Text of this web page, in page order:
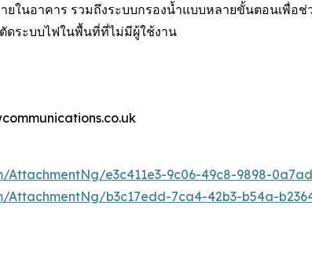
ในอาคาร รวมถึงระบบกรองน้ำแบบหลายขั้นตอนเพื่อช่
ดระบบไฟในพื้นที่ที่ไม่มีผู้ใช้งาน
e3c411e3-9c06-49c8-9898-
b3c17edd-7ca4-42b3-b54a-